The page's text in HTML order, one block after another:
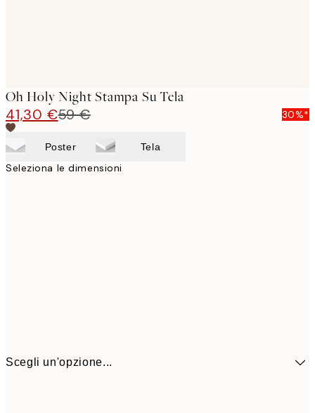
Oh Holy Night Stampa Su Tela
41,30 €59 € 30%*
Poster Tela
Seleziona le dimensioni
Scegli un'opzione...